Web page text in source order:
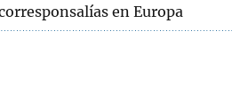
en Europa